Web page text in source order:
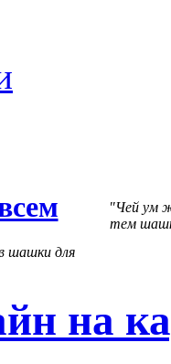
шашки для
Чей ум
тем
на